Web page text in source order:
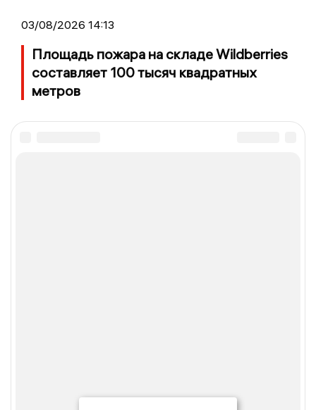
03/08/2026 14:13
Площадь пожара на складе Wildberries
составляет 100 тысяч квадратных
метров